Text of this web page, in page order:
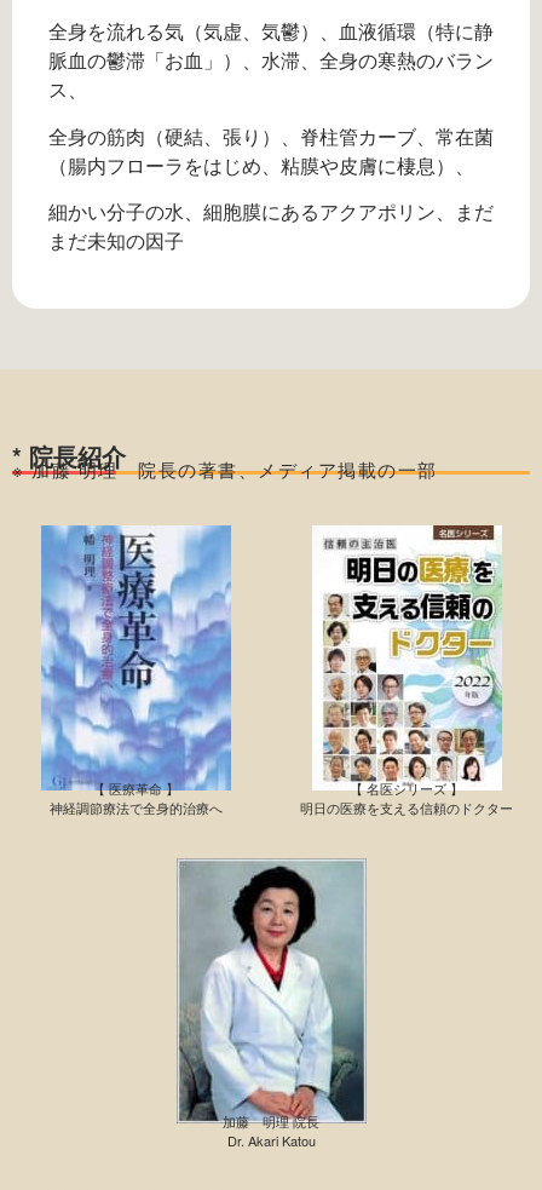
全身を流れる気（気虚、気鬱）、血液循環（特に静
脈血の鬱滞「お血」）、水滞、全身の寒熱のバラン
ス、
全身の筋肉（硬結、張り）、脊柱管カーブ、常在菌
（腸内フローラをはじめ、粘膜や皮膚に棲息）、
細かい分子の水、細胞膜にあるアクアポリン、まだ
まだ未知の因子
* 院長紹介
※ 加藤 明理 院長の著書、メディア掲載の一部
【 医療革命 】
神経調節療法で全身的治療へ
【 名医シリーズ 】
明日の医療を支える信頼のドクター
加藤 明理 院長
Dr. Akari Katou